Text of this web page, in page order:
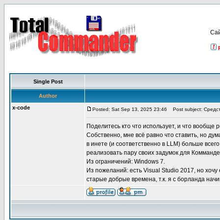
Single Post
Author
x-code
Posted: Sat Sep 13, 2025 23:46 Post subject:
Поделитесь кто что использует, и что вообще
Собственно, мне всё равно что ставить, но
в инете (и соответственно в LLM) больше
реализовать пару своих задумок для
Из ограничений: Windows 7.
Из пожеланий: есть Visual Studio 2017, но
старые добрые времена, т.к. я с борланда